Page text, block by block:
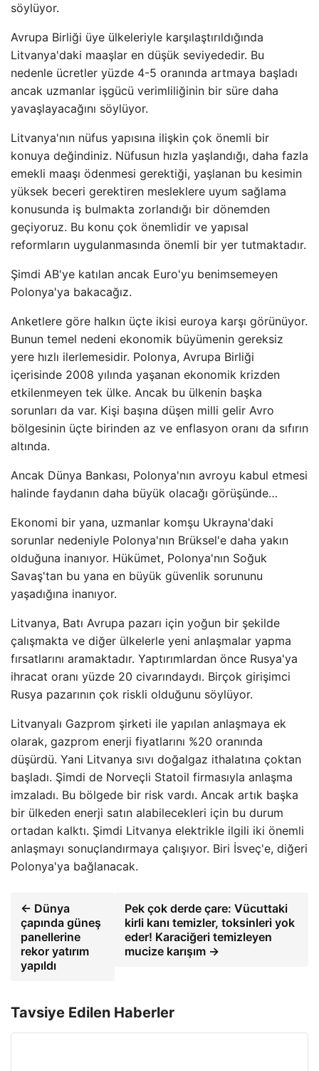
söylüyor.
Avrupa Birliği üye ülkeleriyle karşılaştırıldığında
Litvanya'daki maaşlar en düşük seviyededir. Bu
nedenle ücretler yüzde 4-5 oranında artmaya başladı
ancak uzmanlar işgücü verimliliğinin bir süre daha
yavaşlayacağını söylüyor.
Litvanya'nın nüfus yapısına ilişkin çok önemli bir
konuya değindiniz. Nüfusun hızla yaşlandığı, daha fazla
emekli maaşı ödenmesi gerektiği, yaşlanan bu kesimin
yüksek beceri gerektiren mesleklere uyum sağlama
konusunda iş bulmakta zorlandığı bir dönemden
geçiyoruz. Bu konu çok önemlidir ve yapısal
reformların uygulanmasında önemli bir yer tutmaktadır.
Şimdi AB'ye katılan ancak Euro'yu benimsemeyen
Polonya'ya bakacağız.
Anketlere göre halkın üçte ikisi euroya karşı görünüyor.
Bunun temel nedeni ekonomik büyümenin gereksiz
yere hızlı ilerlemesidir. Polonya, Avrupa Birliği
içerisinde 2008 yılında yaşanan ekonomik krizden
etkilenmeyen tek ülke. Ancak bu ülkenin başka
sorunları da var. Kişi başına düşen milli gelir Avro
bölgesinin üçte birinden az ve enflasyon oranı da sıfırın
altında.
Ancak Dünya Bankası, Polonya'nın avroyu kabul etmesi
halinde faydanın daha büyük olacağı görüşünde…
Ekonomi bir yana, uzmanlar komşu Ukrayna'daki
sorunlar nedeniyle Polonya'nın Brüksel'e daha yakın
olduğuna inanıyor. Hükümet, Polonya'nın Soğuk
Savaş'tan bu yana en büyük güvenlik sorununu
yaşadığına inanıyor.
Litvanya, Batı Avrupa pazarı için yoğun bir şekilde
çalışmakta ve diğer ülkelerle yeni anlaşmalar yapma
fırsatlarını aramaktadır. Yaptırımlardan önce Rusya'ya
ihracat oranı yüzde 20 civarındaydı. Birçok girişimci
Rusya pazarının çok riskli olduğunu söylüyor.
Litvanyalı Gazprom şirketi ile yapılan anlaşmaya ek
olarak, gazprom enerji fiyatlarını %20 oranında
düşürdü. Yani Litvanya sıvı doğalgaz ithalatına çoktan
başladı. Şimdi de Norveçli Statoil firmasıyla anlaşma
imzaladı. Bu bölgede bir risk vardı. Ancak artık başka
bir ülkeden enerji satın alabilecekleri için bu durum
ortadan kalktı. Şimdi Litvanya elektrikle ilgili iki önemli
anlaşmayı sonuçlandırmaya çalışıyor. Biri İsveç'e, diğeri
Polonya'ya bağlanacak.
← Dünya
çapında güneş
panellerine
rekor yatırım
yapıldı
Pek çok derde çare: Vücuttaki
kirli kanı temizler, toksinleri yok
eder! Karaciğeri temizleyen
mucize karışım →
Tavsiye Edilen Haberler